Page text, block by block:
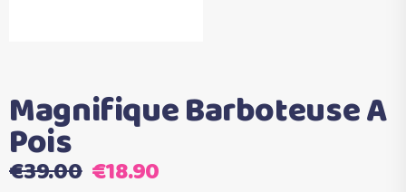
Magnifique Barboteuse A
Pois
€39.00 Le
€18.90